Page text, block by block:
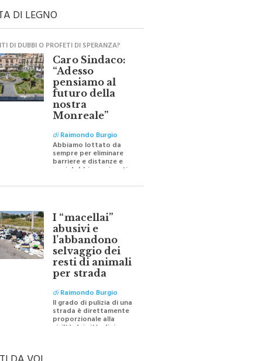
DI LEGNO
DI DUBBI O PROFETI DI SPERANZA?
Caro Sindaco:
“Adesso
pensiamo al
futuro della
nostra
Monreale”
diRaimondo Burgio
Abbiamo lottato da
sempre per eliminare
barriere e distanze e
oggi dobbiamo ripartire
I “macellai”
abusivi e
l’abbandono
selvaggio dei
resti di animali
per strada
diRaimondo Burgio
Il grado di pulizia di una
strada è direttamente
proporzionale alla
civiltà dei cittadini
DA VOI